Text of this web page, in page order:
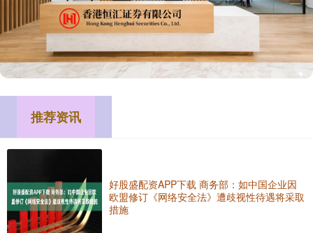
推荐资讯
好股盛配资APP下载 商务部：如中国企业因
欧盟修订《网络安全法》遭歧视性待遇将采取
措施